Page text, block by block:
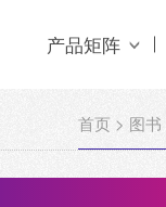
产品矩阵
首页 > 图书